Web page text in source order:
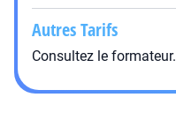
Autres Tarifs
Consultez le formateur.